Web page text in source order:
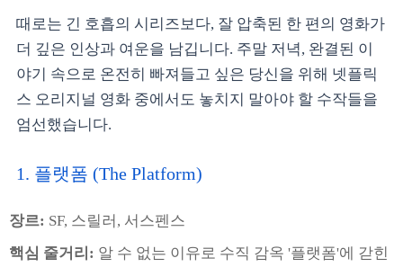
때로는 긴 호흡의 시리즈보다, 잘 압축된 한 편의 영화가
더 깊은 인상과 여운을 남깁니다. 주말 저녁, 완결된 이
야기 속으로 온전히 빠져들고 싶은 당신을 위해 넷플릭
스 오리지널 영화 중에서도 놓치지 말아야 할 수작들을
엄선했습니다.
1. 플랫폼 (The Platform)
장르: SF, 스릴러, 서스펜스
핵심 줄거리: 알 수 없는 이유로 수직 감옥 '플랫폼'에 갇힌